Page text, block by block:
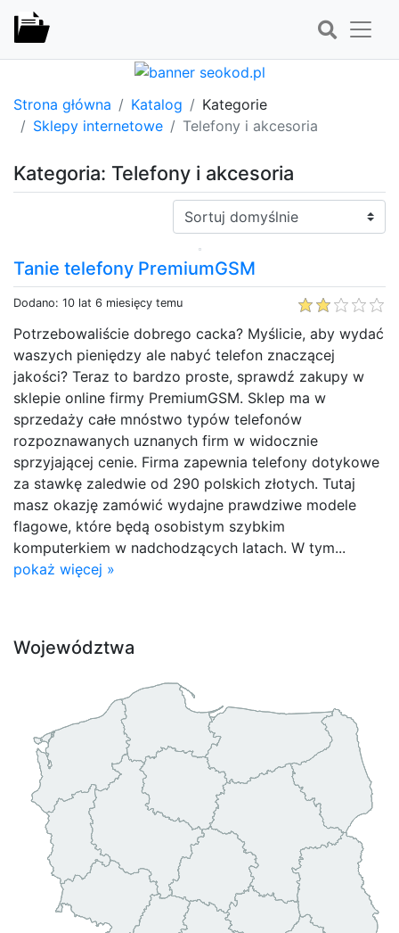
Strona główna Katalog
Kategorie
Sklepy internetowe
Telefony i akcesoria
Kategoria: Telefony i akcesoria
Sortuj:
Tanie telefony PremiumGSM
Dodano: 10 lat 6 miesięcy temu
Potrzebowaliście dobrego cacka? Myślicie, aby wydać
waszych pieniędzy ale nabyć telefon znaczącej
jakości? Teraz to bardzo proste, sprawdź zakupy w
sklepie online firmy PremiumGSM. Sklep ma w
sprzedaży całe mnóstwo typów telefonów
rozpoznawanych uznanych firm w widocznie
sprzyjającej cenie. Firma zapewnia telefony dotykowe
za stawkę zaledwie od 290 polskich złotych. Tutaj
masz okazję zamówić wydajne prawdziwe modele
flagowe, które będą osobistym szybkim
komputerkiem w nadchodzących latach. W tym...
pokaż więcej »
Województwa